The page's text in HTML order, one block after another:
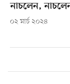
নাচলেন,
০২ মার্চ ২০২৪